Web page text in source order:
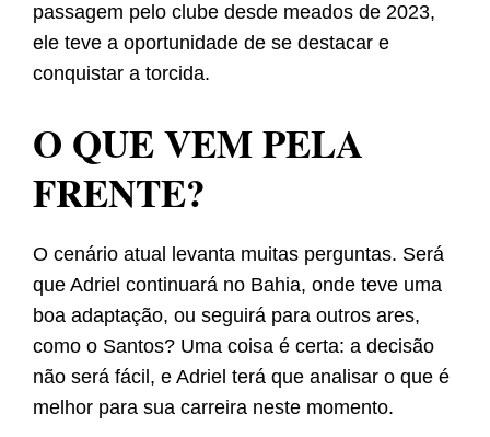
passagem pelo clube desde meados de 2023,
ele teve a oportunidade de se destacar e
conquistar a torcida.
O QUE VEM PELA
FRENTE?
O cenário atual levanta muitas perguntas. Será
que Adriel continuará no Bahia, onde teve uma
boa adaptação, ou seguirá para outros ares,
como o Santos? Uma coisa é certa: a decisão
não será fácil, e Adriel terá que analisar o que é
melhor para sua carreira neste momento.